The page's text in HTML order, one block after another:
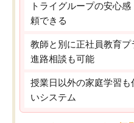
トライグループの安心
頼できる
教師と別に正社員教育プ
進路相談も可能
授業日以外の家庭学習
いシステム